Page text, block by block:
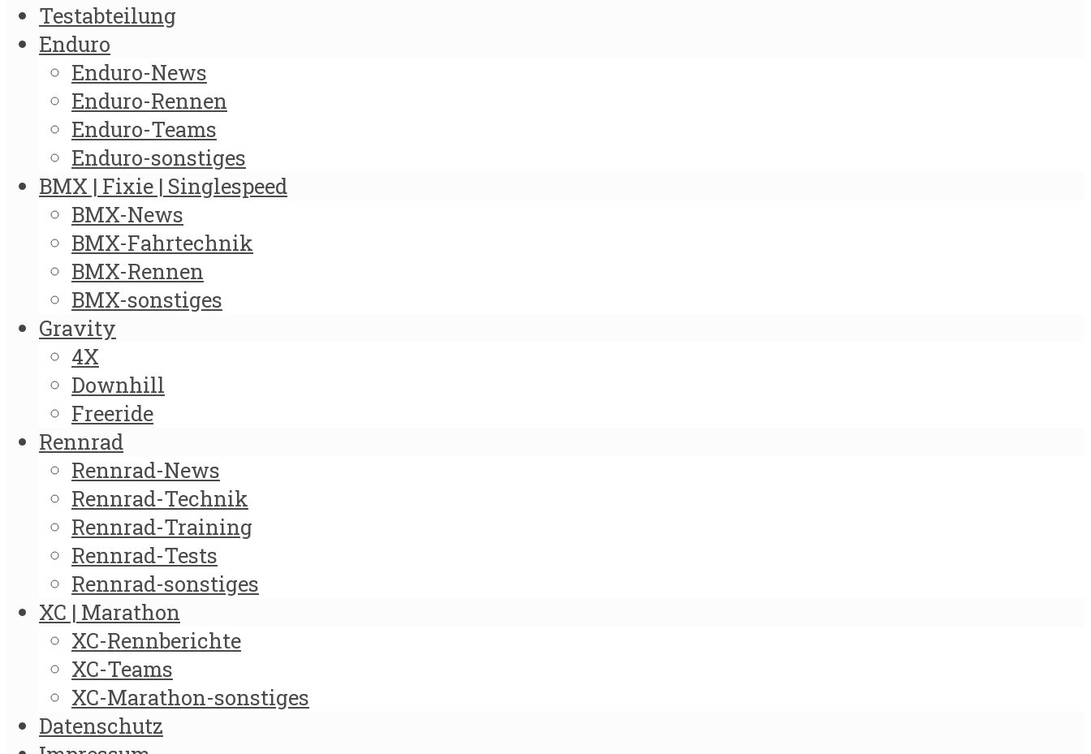
Testabteilung
Enduro
Enduro-News
Enduro-Rennen
Enduro-Teams
Enduro-sonstiges
BMX | Fixie | Singlespeed
BMX-News
BMX-Fahrtechnik
BMX-Rennen
BMX-sonstiges
Gravity
4X
Downhill
Freeride
Rennrad
Rennrad-News
Rennrad-Technik
Rennrad-Training
Rennrad-Tests
Rennrad-sonstiges
XC | Marathon
XC-Rennberichte
XC-Teams
XC-Marathon-sonstiges
Datenschutz